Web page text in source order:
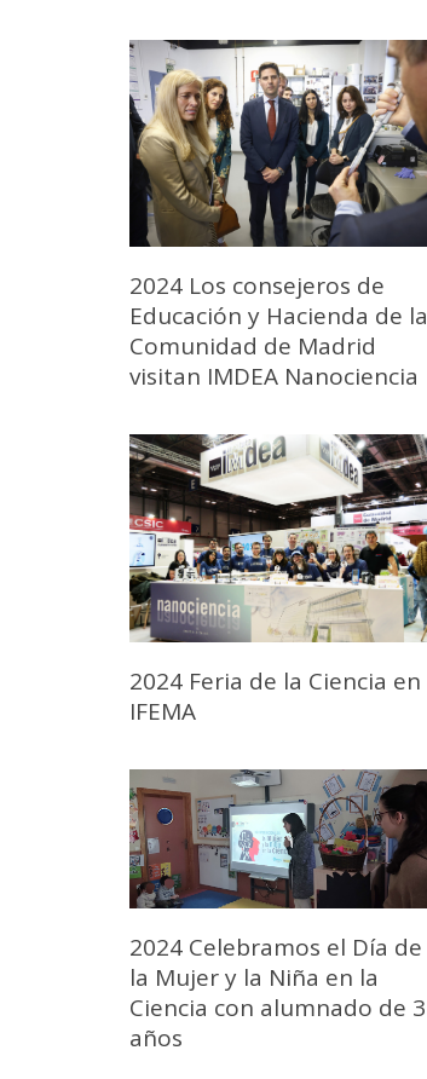
2024 Los consejeros de
Educación y Hacienda de la
Comunidad de Madrid
visitan IMDEA Nanociencia
2024 Feria de la Ciencia en
IFEMA
2024 Celebramos el Día de
la Mujer y la Niña en la
Ciencia con alumnado de 3
años